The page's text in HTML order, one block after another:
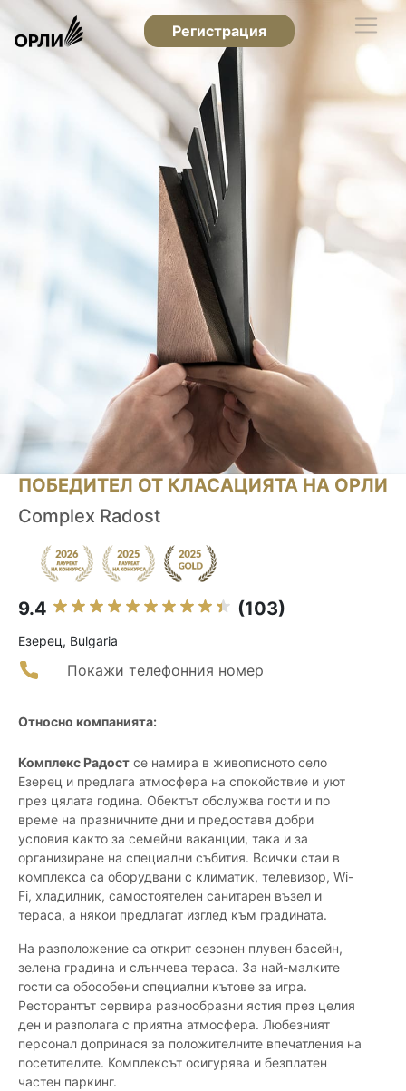
Регистрация
ПОБЕДИТЕЛ ОТ КЛАСАЦИЯТА НА ОРЛИ
Complex Radost
9.4 (103)
Езерец, Bulgaria
Покажи телефонния номер
Относно компанията:
Комплекс Радост се намира в живописното село
Езерец и предлага атмосфера на спокойствие и уют
през цялата година. Обектът обслужва гости и по
време на празничните дни и предоставя добри
условия както за семейни ваканции, така и за
организиране на специални събития. Всички стаи в
комплекса са оборудвани с климатик, телевизор, Wi-
Fi, хладилник, самостоятелен санитарен възел и
тераса, а някои предлагат изглед към градината.
На разположение са открит сезонен плувен басейн,
зелена градина и слънчева тераса. За най-малките
гости са обособени специални кътове за игра.
Ресторантът сервира разнообразни ястия през целия
ден и разполага с приятна атмосфера. Любезният
персонал допринася за положителните впечатления на
посетителите. Комплексът осигурява и безплатен
частен паркинг.